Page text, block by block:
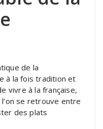
de la
à la fois tradition et
vivre à la française,
se retrouve entre
des plats